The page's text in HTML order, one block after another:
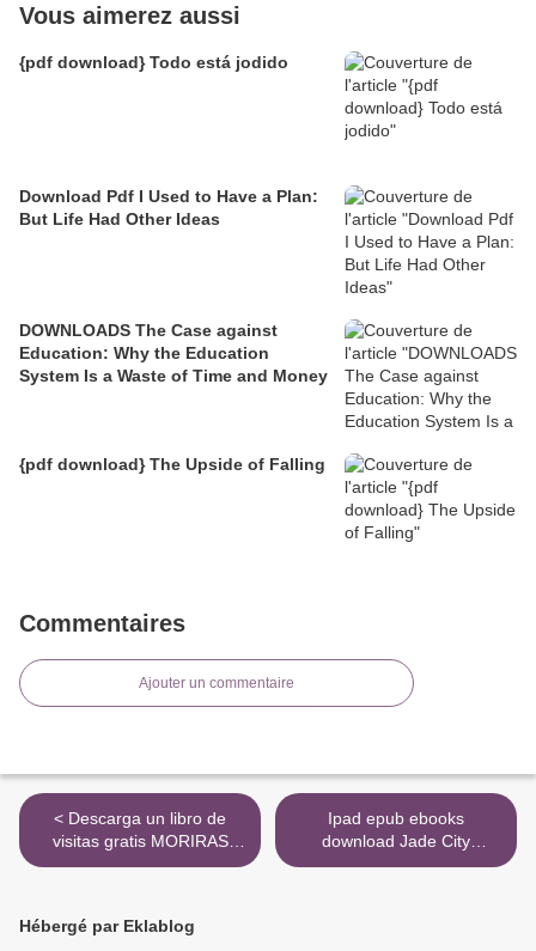
Vous aimerez aussi
{pdf download} Todo está jodido
Download Pdf I Used to Have a Plan:
But Life Had Other Ideas
DOWNLOADS The Case against
Education: Why the Education
System Is a Waste of Time and Money
{pdf download} The Upside of Falling
Commentaires
Ajouter un commentaire
< Descarga un libro de
visitas gratis MORIRAS
MAÑANA (CONTIENE: EL
ALMA ROSSI; ESCUPIRAN
Ipad epub ebooks
download Jade City
9780316440882 MOBI
Hébergé par Eklablog